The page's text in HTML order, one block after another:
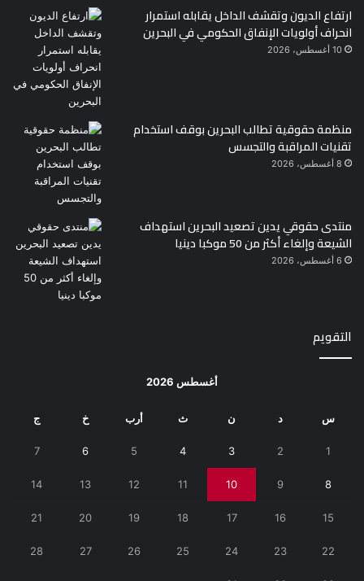
ارتفاع الديون وتقشف الداخل يقابله استمرار
انحراف أولويات الإنفاق الحكومي في البحرين
10 أغسطس، 2026
منظمة حقوقية تطالب البحرين بوقف استخدام
تقنيات المراقبة والتجسس
8 أغسطس، 2026
منتدى حقوقي يدين تصعيد البحرين استهداف
الشيعة وإلغاء أكثر من 50 موكبا دينيا
6 أغسطس، 2026
التقويم
أغسطس 2026
س د ن ث أرب خ ج
1
2
3
4
5
6
7
8
9
10
11
12
13
14
15
16
17
18
19
20
21
22
23
24
25
26
27
28